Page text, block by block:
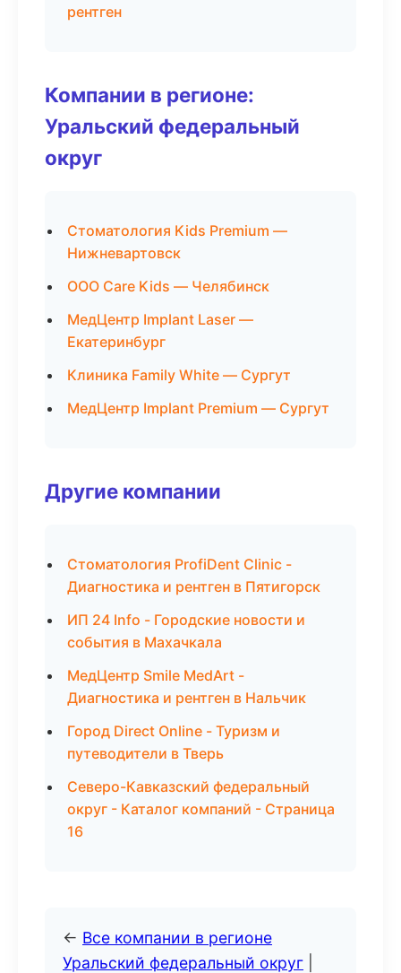
рентген
Компании в регионе:
Уральский федеральный
округ
Стоматология Kids Premium —
Нижневартовск
ООО Care Kids — Челябинск
МедЦентр Implant Laser —
Екатеринбург
Клиника Family White — Сургут
МедЦентр Implant Premium — Сургут
Другие компании
Стоматология ProfiDent Clinic -
Диагностика и рентген в Пятигорск
ИП 24 Info - Городские новости и
события в Махачкала
МедЦентр Smile MedArt -
Диагностика и рентген в Нальчик
Город Direct Online - Туризм и
путеводители в Тверь
Северо-Кавказский федеральный
округ - Каталог компаний - Страница
16
← Все компании в регионе
Уральский федеральный округ